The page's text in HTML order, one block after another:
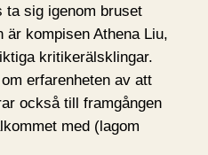
ta sig igenom bruset
kompisen Athena Liu,
kritikerälsklingar.
erfarenheten av att
också till framgången
med (lagom